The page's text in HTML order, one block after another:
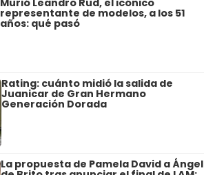
Murió Leandro Rud, el icónico
representante de modelos, a los 51
años: qué pasó
Rating: cuánto midió la salida de
Juanicar de Gran Hermano
Generación Dorada
La propuesta de Pamela David a Ángel